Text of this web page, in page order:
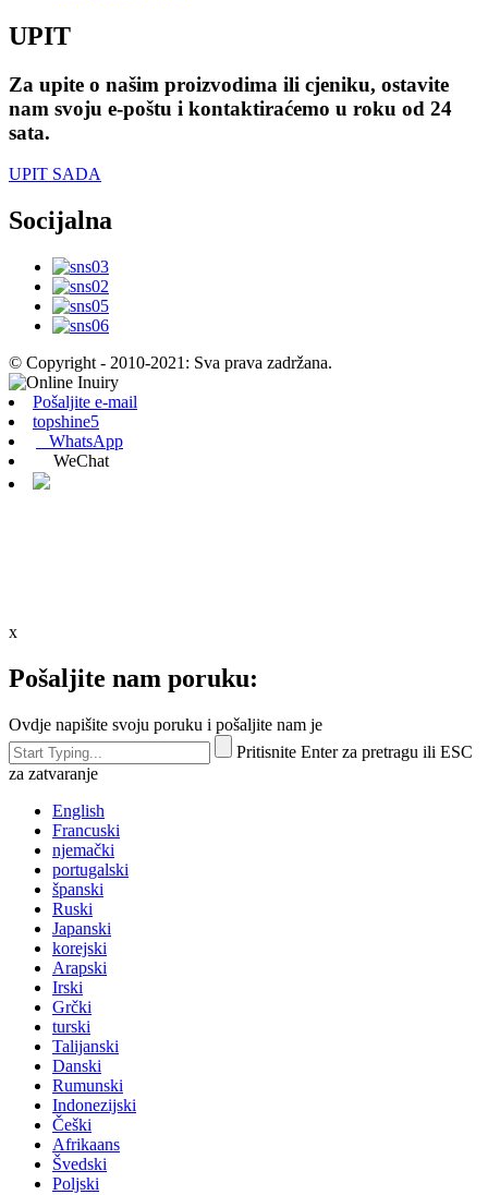
UPIT
Za upite o našim proizvodima ili cjeniku, ostavite
nam svoju e-poštu i kontaktiraćemo u roku od 24
sata.
UPIT SADA
Socijalna
© Copyright - 2010-2021: Sva prava zadržana.
Pošaljite e-mail
topshine5
WhatsApp
WeChat
x
Pošaljite nam poruku:
Ovdje napišite svoju poruku i pošaljite nam je
Pritisnite Enter za pretragu ili ESC
za zatvaranje
English
Francuski
njemački
portugalski
španski
Ruski
Japanski
korejski
Arapski
Irski
Grčki
turski
Talijanski
Danski
Rumunski
Indonezijski
Češki
Afrikaans
Švedski
Poljski